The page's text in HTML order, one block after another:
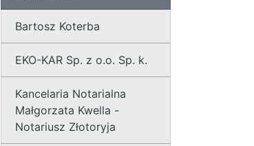
Bartosz Koterba
EKO-KAR Sp. z o.o. Sp. k.
Kancelaria Notarialna
Małgorzata Kwella -
Notariusz Złotoryja